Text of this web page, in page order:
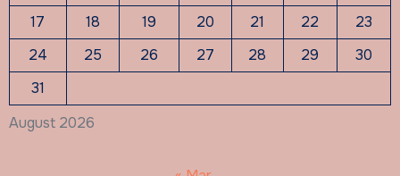
August 2026
17
18 19 20 21 22
23
24
25 26 27 28 29
30
31